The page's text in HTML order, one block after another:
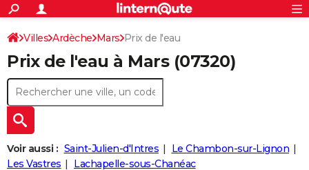
ACTUALITÉS
Politique
Société
Faits Divers
Education
Monde
Villes
+
SPORT
Coupe du monde 2026
Football
Tennis
Cyclisme
Rugby
Forum
Programme TV
TNTStreaming
Cinéma
Sorties cinéma
Musique
Retraite
Impôts
Epargne
Immobilier
Risques naturels par ville
Banque
Assurance
Crédit
AUTO
Essais
Réserver un essai
Citadines
Berlines
SUV
Forum auto
+
S'inscrire
Connexion
Villes Ardèche Mars Prix de l'eau
Prix de l'eau à Mars(07320)
Voir aussi : Saint-Julien-d'Intres
Le Chambon-sur-Lignon
Les Vastres
Lachapelle-sous-Chanéac